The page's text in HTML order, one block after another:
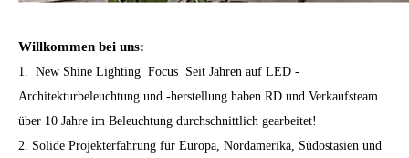
Willkommen bei uns:
1. New Shine Lighting Focus Seit Jahren auf LED -
Architekturbeleuchtung und -herstellung haben RD und Verkaufsteam
über 10 Jahre im Beleuchtung durchschnittlich gearbeitet!
2. Solide Projekterfahrung für Europa, Nordamerika, Südostasien und